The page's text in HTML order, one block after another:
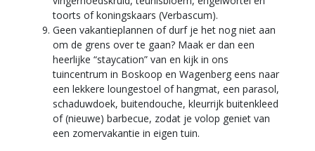
toorts of koningskaars (Verbascum).
Geen vakantieplannen of durf je het nog niet aan
om de grens over te gaan? Maak er dan een
heerlijke “staycation” van en kijk in ons
tuincentrum in Boskoop en Wagenberg eens naar
een lekkere loungestoel of hangmat, een parasol,
schaduwdoek, buitendouche, kleurrijk buitenkleed
of (nieuwe) barbecue, zodat je volop geniet van
een zomervakantie in eigen tuin.